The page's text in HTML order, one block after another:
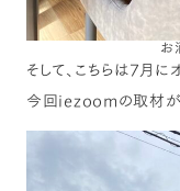
お
そして、こちらは7月
今回iezoomの取材が